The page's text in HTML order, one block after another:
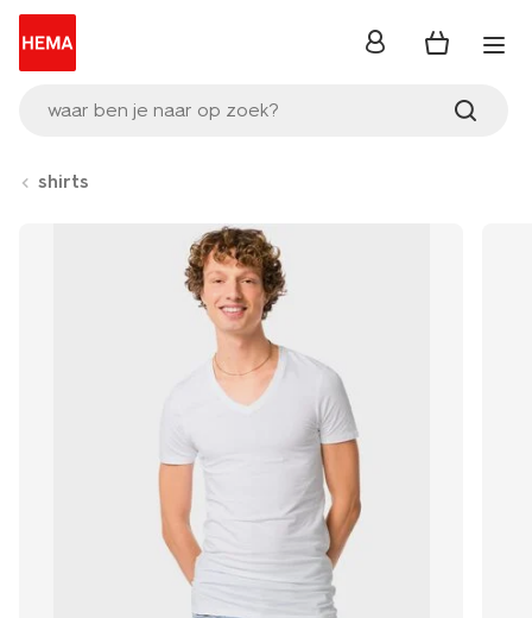
waar ben je naar op zoek?
inloggen
shirts